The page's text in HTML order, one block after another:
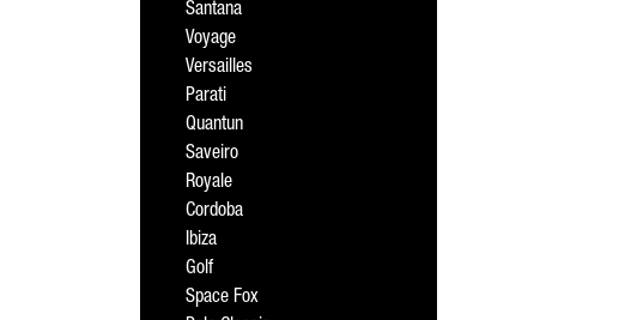
Santana
Voyage
Versailles
Parati
Quantun
Saveiro
Royale
Cordoba
Ibiza
Golf
Space Fox